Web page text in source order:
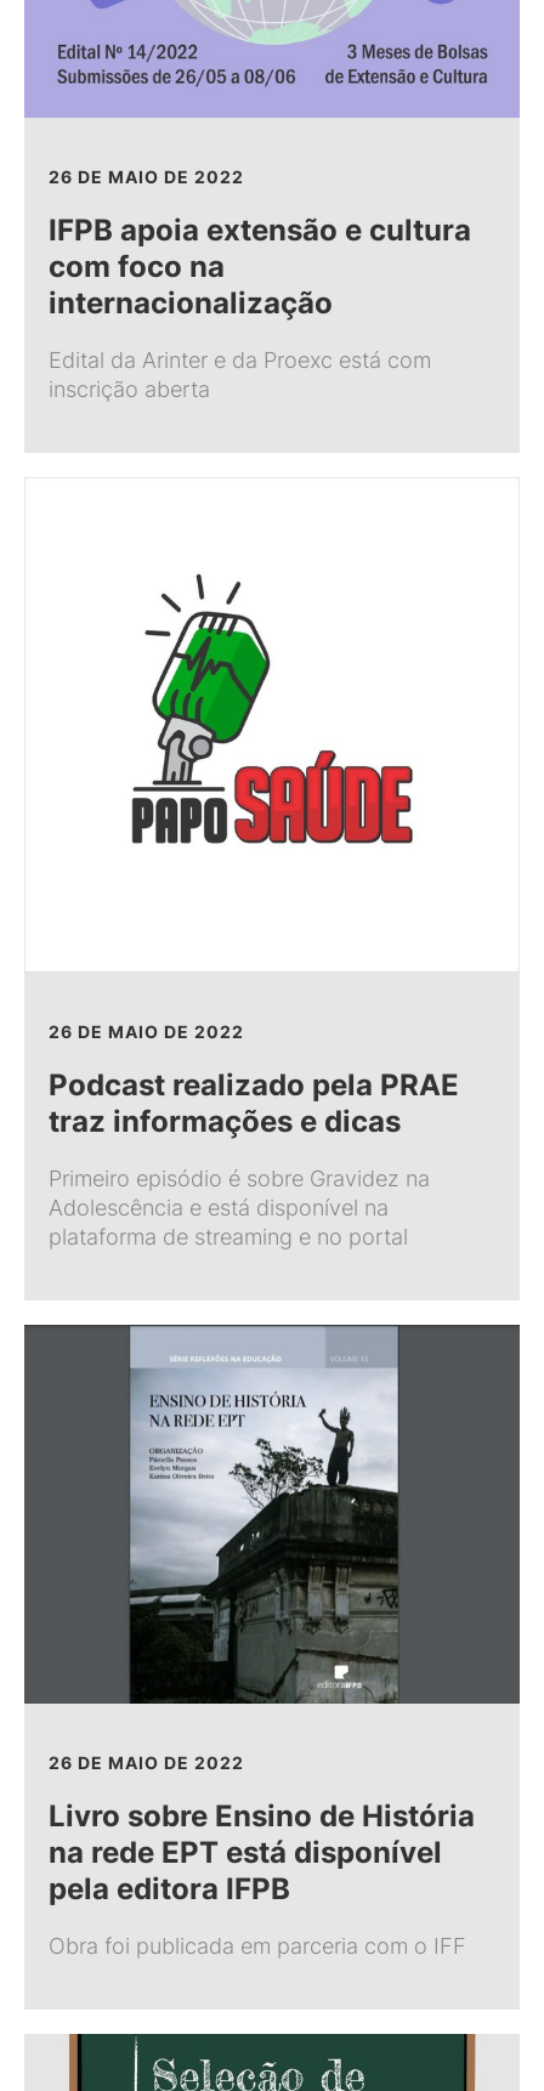
26 DE MAIO DE 2022
IFPB apoia extensão e cultura
com foco na
internacionalização
Edital da Arinter e da Proexc está com
inscrição aberta
26 DE MAIO DE 2022
Podcast realizado pela PRAE
traz informações e dicas
Primeiro episódio é sobre Gravidez na
Adolescência e está disponível na
plataforma de streaming e no portal
26 DE MAIO DE 2022
Livro sobre Ensino de História
na rede EPT está disponível
pela editora IFPB
Obra foi publicada em parceria com o IFF